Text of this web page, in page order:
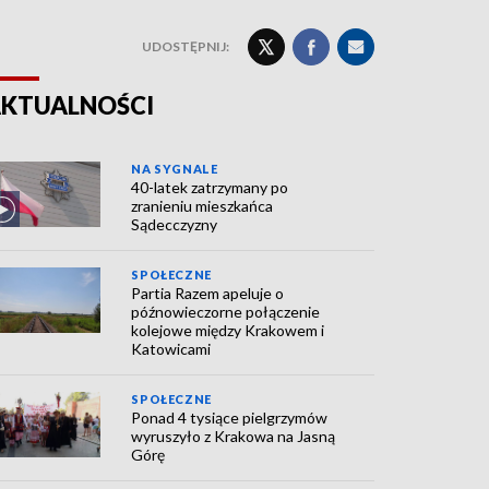
UDOSTĘPNIJ:
NA SYGNALE
40-latek zatrzymany po
zranieniu mieszkańca
Sądecczyzny
SPOŁECZNE
Partia Razem apeluje o
późnowieczorne połączenie
kolejowe między Krakowem i
Katowicami
SPOŁECZNE
Ponad 4 tysiące pielgrzymów
wyruszyło z Krakowa na Jasną
Górę